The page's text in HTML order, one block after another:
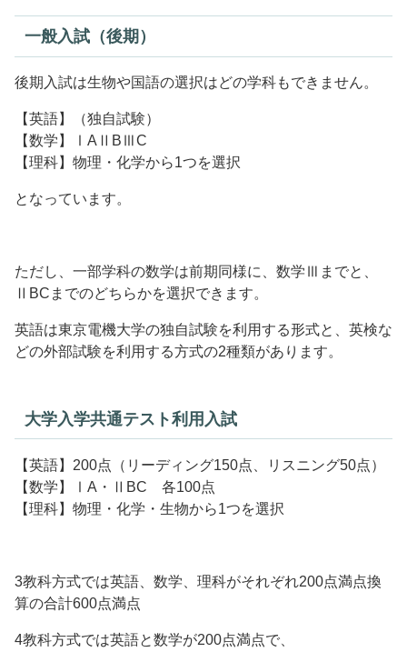
一般入試（後期）
後期入試は生物や国語の選択はどの学科もできません。
【英語】（独自試験）
【数学】ⅠAⅡBⅢC
【理科】物理・化学から1つを選択
となっています。
ただし、一部学科の数学は前期同様に、数学Ⅲまでと、
ⅡBCまでのどちらかを選択できます。
英語は東京電機大学の独自試験を利用する形式と、英検な
どの外部試験を利用する方式の2種類があります。
大学入学共通テスト利用入試
【英語】200点（リーディング150点、リスニング50点）
【数学】ⅠA・ⅡBC 各100点
【理科】物理・化学・生物から1つを選択
3教科方式では英語、数学、理科がそれぞれ200点満点換
算の合計600点満点
4教科方式では英語と数学が200点満点で、